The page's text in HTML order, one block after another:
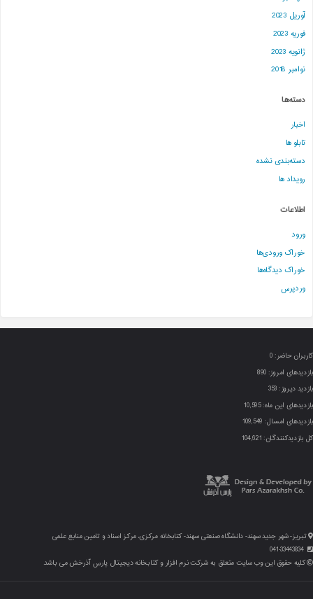
آوریل 2023
فوریه 2023
ژانویه 2023
نوامبر 2018
دسته‌ها
اخبار
تابلو ها
دسته‌بندی نشده
رویداد ها
اطلاعات
ورود
خوراک ورودی‌ها
خوراک دیدگاه‌ها
وردپرس
کاربران حاضر: 0
بازدیدهای امروز: 890
بازدید دیروز: 353
بازدیدهای این ماه:10,595
بازدیدهای امسال: 109,549
کل بازدیدکنند‌گان: 104,621
تبریز- شهر جدید سهند- دانشگاه صنعتی سهند- کتابخانه مرکزی، مرکز اسناد و تامین منابع علمی
041-33443834
کلیه حقوق این وب سایت متعلق به شرکت نرم افزار و کتابخانه دیجیتال پارس آذرخش می باشد.